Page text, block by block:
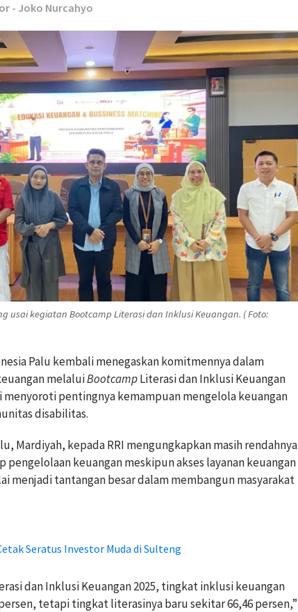
- Joko Nurcahyo
usai kegiatan Bootcamp Literasi dan Inklusi Keuangan. ( Foto:
Palu kembali menegaskan komitmennya dalam
melaluiBootcampLiterasi dan Inklusi Keuangan
menyoroti pentingnya kemampuan mengelola keuangan
disabilitas.
Mardiyah, kepada RRI mengungkapkan masih rendahnya
pengelolaan keuangan meskipun akses layanan keuangan
menjadi tantangan besar dalam membangun masyarakat
Seratus Investor Muda di Sulteng
dan Inklusi Keuangan 2025, tingkat inklusi keuangan
tetapi tingkat literasinya baru sekitar 66,46 persen,”